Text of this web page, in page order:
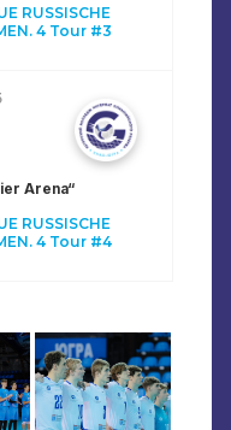
RUSSISCHE
4 Tour #3
Arena“
RUSSISCHE
4 Tour #4